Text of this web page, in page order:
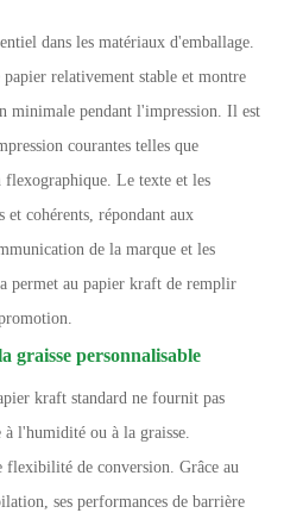
dans les matériaux d'emballage.
relativement stable et montre
minimale pendant l'impression. Il est
courantes telles que
Le texte et les
et cohérents, répondant aux
de la marque et les
permet au papier kraft de remplir
graisse personnalisable
kraft standard ne fournit pas
à l'humidité ou à la graisse.
flexibilité de conversion. Grâce au
ses performances de barrière